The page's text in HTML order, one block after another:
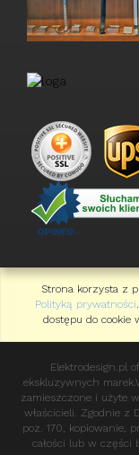
Strona korzysta z
Polityką prywatności
dostępu do cookie
Elektrodesign.pl
ekskluzywnych
zamieszczone i użyte
właścicieli. Zgodnie z
poz. 170, kopiowanie,
całości lub w części